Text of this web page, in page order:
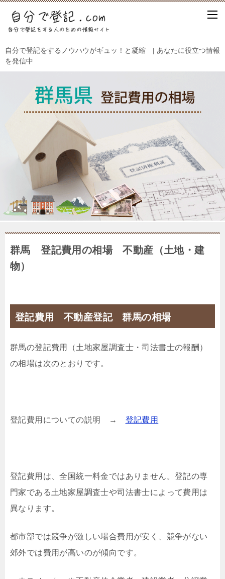
自分で登記をするノウハウがギュッ！と凝縮 | あなたに役立つ情報
を発信中
群馬 登記費用の相場 不動産（土地・建
物）
登記費用 不動産登記 群馬の相場
群馬の登記費用（土地家屋調査士・司法書士の報酬）
の相場は次のとおりです。
登記費用についての説明 → 登記費用
登記費用は、全国統一料金ではありません。登記の専
門家である土地家屋調査士や司法書士によって費用は
異なります。
都市部では競争が激しい場合費用が安く、競争がない
郊外では費用が高いのが傾向です。